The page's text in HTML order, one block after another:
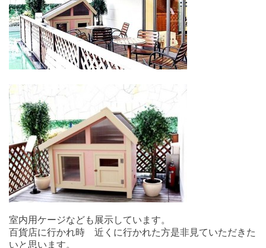
室内用ケージなども展示しています。
百貨店に行かれ時 近くに行かれた方是非見ていただきた
いと思います。